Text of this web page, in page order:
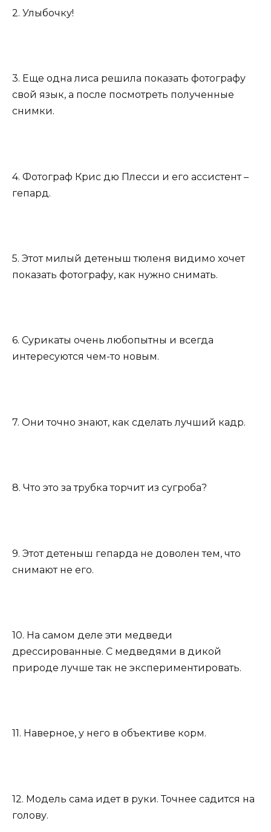
2. Улыбочку!
3. Еще одна лиса решила показать фотографу
свой язык, а после посмотреть полученные
снимки.
4. Фотограф Крис дю Плесси и его ассистент –
гепард.
5. Этот милый детеныш тюленя видимо хочет
показать фотографу, как нужно снимать.
6. Сурикаты очень любопытны и всегда
интересуются чем-то новым.
7. Они точно знают, как сделать лучший кадр.
8. Что это за трубка торчит из сугроба?
9. Этот детеныш гепарда не доволен тем, что
снимают не его.
10. На самом деле эти медведи
дрессированные. С медведями в дикой
природе лучше так не экспериментировать.
11. Наверное, у него в объективе корм.
12. Модель сама идет в руки. Точнее садится на
голову.